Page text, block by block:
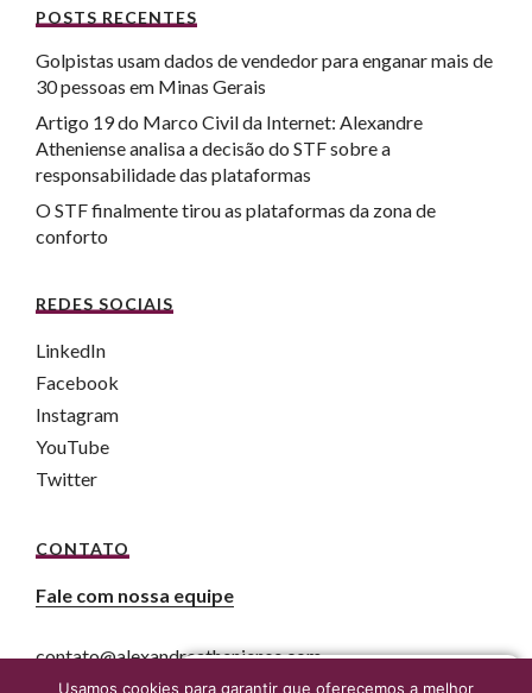
POSTS RECENTES
Golpistas usam dados de vendedor para enganar mais de
30 pessoas em Minas Gerais
Artigo 19 do Marco Civil da Internet: Alexandre
Atheniense analisa a decisão do STF sobre a
responsabilidade das plataformas
O STF finalmente tirou as plataformas da zona de
conforto
REDES SOCIAIS
LinkedIn
Facebook
Instagram
YouTube
Twitter
CONTATO
Fale com nossa equipe
contato@alexandreatheniense.com
Usamos cookies para garantir que oferecemos a melhor
Fale agora com um advogado online